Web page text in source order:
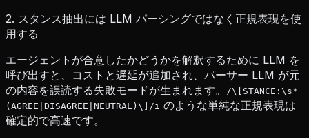
2. スタンス抽出には LLM パーシングではなく正規表現を使
用する
エージェントが合意したかどうかを解釈するために LLM を
呼び出すと、コストと遅延が追加され、パーサー LLM が元
の内容を誤読する失敗モードが生まれます。
/\[STANCE:\s*
(AGREE|DISAGREE|NEUTRAL)\]/i のような単純な正規表現は
確定的で高速です。